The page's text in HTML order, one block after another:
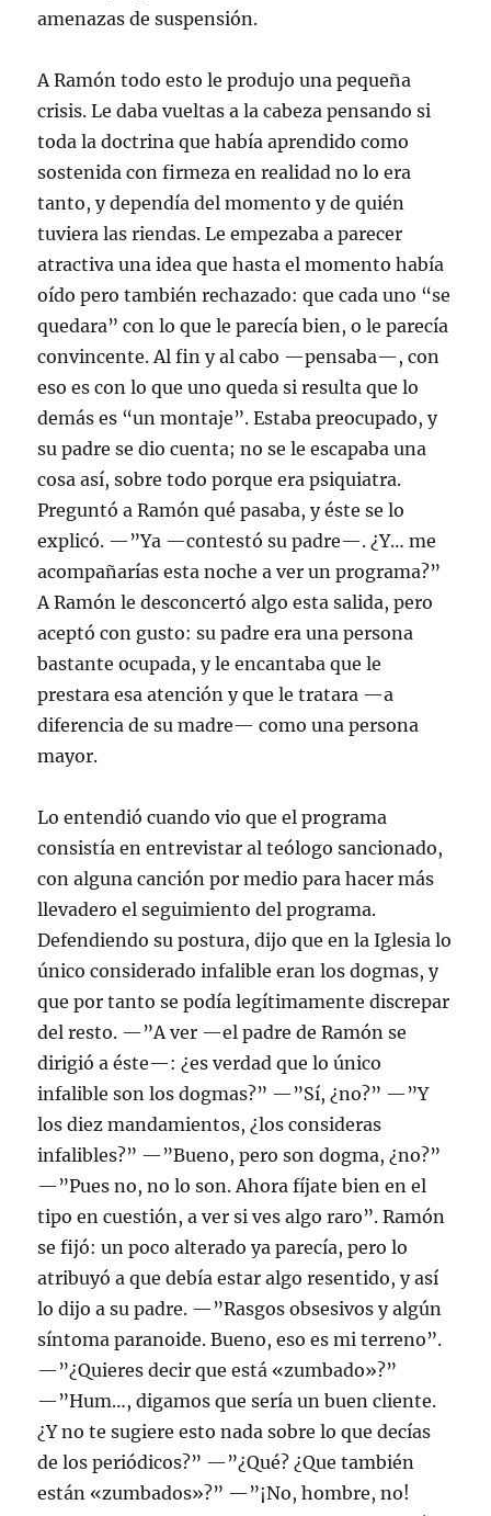
amenazas de suspensión.
A Ramón todo esto le produjo una pequeña
crisis. Le daba vueltas a la cabeza pensando si
toda la doctrina que había aprendido como
sostenida con firmeza en realidad no lo era
tanto, y dependía del momento y de quién
tuviera las riendas. Le empezaba a parecer
atractiva una idea que hasta el momento había
oído pero también rechazado: que cada uno “se
quedara” con lo que le parecía bien, o le parecía
convincente. Al fin y al cabo —pensaba—, con
eso es con lo que uno queda si resulta que lo
demás es “un montaje”. Estaba preocupado, y
su padre se dio cuenta; no se le escapaba una
cosa así, sobre todo porque era psiquiatra.
Preguntó a Ramón qué pasaba, y éste se lo
explicó. —”Ya —contestó su padre—. ¿Y… me
acompañarías esta noche a ver un programa?”
A Ramón le desconcertó algo esta salida, pero
aceptó con gusto: su padre era una persona
bastante ocupada, y le encantaba que le
prestara esa atención y que le tratara —a
diferencia de su madre— como una persona
mayor.
Lo entendió cuando vio que el programa
consistía en entrevistar al teólogo sancionado,
con alguna canción por medio para hacer más
llevadero el seguimiento del programa.
Defendiendo su postura, dijo que en la Iglesia lo
único considerado infalible eran los dogmas, y
que por tanto se podía legítimamente discrepar
del resto. —”A ver —el padre de Ramón se
dirigió a éste—: ¿es verdad que lo único
infalible son los dogmas?” —”Sí, ¿no?” —”Y
los diez mandamientos, ¿los consideras
infalibles?” —”Bueno, pero son dogma, ¿no?”
—”Pues no, no lo son. Ahora fíjate bien en el
tipo en cuestión, a ver si ves algo raro”. Ramón
se fijó: un poco alterado ya parecía, pero lo
atribuyó a que debía estar algo resentido, y así
lo dijo a su padre. —”Rasgos obsesivos y algún
síntoma paranoide. Bueno, eso es mi terreno”.
—”¿Quieres decir que está «zumbado»?”
—”Hum…, digamos que sería un buen cliente.
¿Y no te sugiere esto nada sobre lo que decías
de los periódicos?” —”¿Qué? ¿Que también
están «zumbados»?” —”¡No, hombre, no!